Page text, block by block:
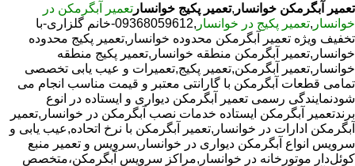
تعمیر آبگرمکن خوانسار ,تعمیر پکیج خوانسار تعمیر آبگرمکن در
خوانسار ,تعمیر پکیج در خوانسار
,09368059612-خانم گلزاری-با
تخفیف ویژه تعمیر آبگرمکن محدوده خوانسار,تعمیر پکیج محدوده
خوانسار,تعمیر آبگرمکن منطقه خوانسار,تعمیر پکیج منطقه
خوانسار,تعمیر آبگرمکن,تعمیر پکیج,تعمیرات و عیب یابی تخصصی
تمامی قطعات آبگرمکن با گارانتی معتبر و قیمت مناسب انجام می
شودنمایندگی رسمی تعمیر آبگرمکن دیواری و ایستاده در انوع
برندتعمیر آبگرمکن ایستاده خدمات نصب آبگرمکن در خوانسار,تعمیر
آبگرمکن ادارات در خوانسار,تعمیر آبگرمکن با نرخ اتحاده,عیب یابی و
سرویس انواع آبگرمکن دیواری در خوانسار,سرویس و تعمیر منبع
کوئل‌دار موتورخانه در خوانسار,مراکز سرویس آبگرمکن،متخصص